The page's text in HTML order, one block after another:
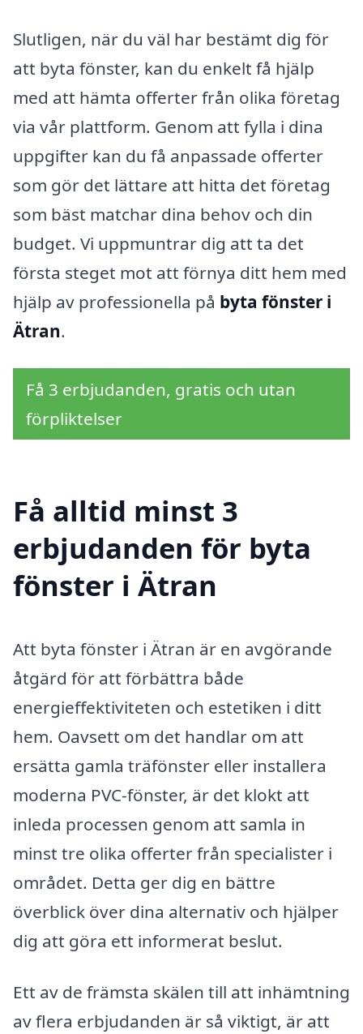
Slutligen, när du väl har bestämt dig för
att byta fönster, kan du enkelt få hjälp
med att hämta offerter från olika företag
via vår plattform. Genom att fylla i dina
uppgifter kan du få anpassade offerter
som gör det lättare att hitta det företag
som bäst matchar dina behov och din
budget. Vi uppmuntrar dig att ta det
första steget mot att förnya ditt hem med
hjälp av professionella på byta fönster i
Ätran.
Få 3 erbjudanden, gratis och utan
förpliktelser
Få alltid minst 3
erbjudanden för byta
fönster i Ätran
Att byta fönster i Ätran är en avgörande
åtgärd för att förbättra både
energieffektiviteten och estetiken i ditt
hem. Oavsett om det handlar om att
ersätta gamla träfönster eller installera
moderna PVC-fönster, är det klokt att
inleda processen genom att samla in
minst tre olika offerter från specialister i
området. Detta ger dig en bättre
överblick över dina alternativ och hjälper
dig att göra ett informerat beslut.
Ett av de främsta skälen till att inhämtning
av flera erbjudanden är så viktigt, är att